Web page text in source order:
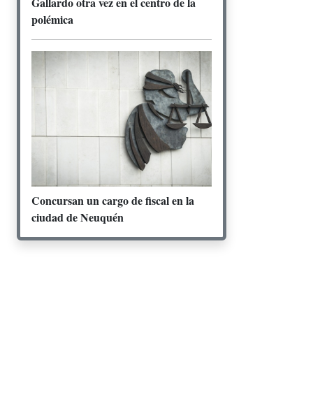
polémica
Concursan un cargo de fiscal en la
ciudad de Neuquén